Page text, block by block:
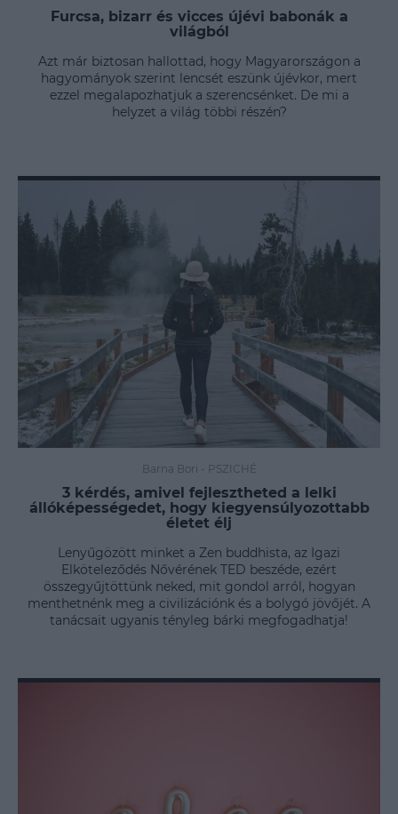
Furcsa, bizarr és vicces újévi babonák a
világból
Azt már biztosan hallottad, hogy Magyarországon a
hagyományok szerint lencsét eszünk újévkor, mert
ezzel megalapozhatjuk a szerencsénket. De mi a
helyzet a világ többi részén?
Barna Bori - PSZICHÉ
3 kérdés, amivel fejlesztheted a lelki
állóképességedet, hogy kiegyensúlyozottabb
életet élj
Lenyűgözött minket a Zen buddhista, az Igazi
Elköteleződés Nővérének TED beszéde, ezért
összegyűjtöttünk neked, mit gondol arról, hogyan
menthetnénk meg a civilizációnk és a bolygó jövőjét. A
tanácsait ugyanis tényleg bárki megfogadhatja!